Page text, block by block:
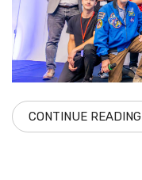
CONTINUE READING